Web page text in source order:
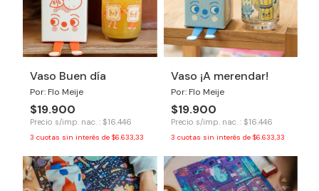
Vaso Buen día
Por: Flo Meije
$19.900
Precio s/imp. nac. : $16.446
3 cuotas sin interés de $6.633,33
Vaso ¡A merendar!
Por: Flo Meije
$19.900
Precio s/imp. nac. : $16.446
3 cuotas sin interés de $6.633,33